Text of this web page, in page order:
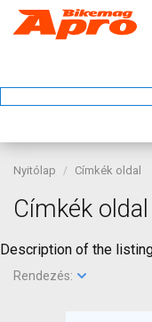
Nyitólap Címkék oldal
Címkék oldal
Description of the
Rendezés: